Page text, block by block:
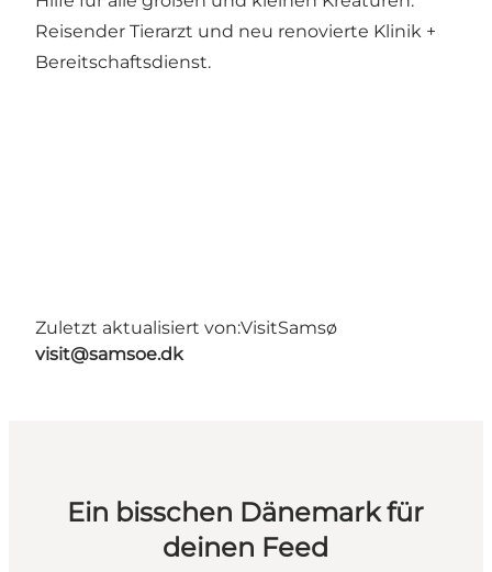
Reisender Tierarzt und neu renovierte Klinik +
Bereitschaftsdienst.
Zuletzt aktualisiert von:VisitSamsø
visit@samsoe.dk
Ein bisschen Dänemark für
deinen Feed